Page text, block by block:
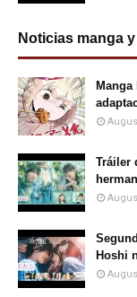
Noticias manga
Tráiler
Hoshi